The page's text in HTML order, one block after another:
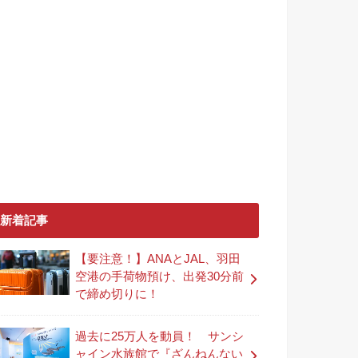
新着記事
【要注意！】ANAとJAL、羽田
空港の手荷物預け、出発30分前
で締め切りに！
過去に25万人を動員！ サンシ
ャイン水族館で『ざんねんない